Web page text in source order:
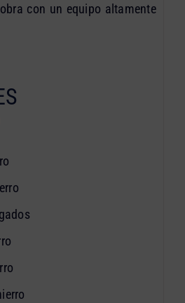
con un equipo altamente